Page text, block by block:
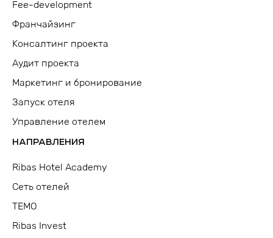
Fee-development
Франчайзинг
Консалтинг проекта
Аудит проекта
Маркетинг и бронирование
Запуск отеля
Управление отелем
НАПРАВЛЕНИЯ
Ribas Hotel Academy
Сеть отелей
TEMO
Ribas Invest